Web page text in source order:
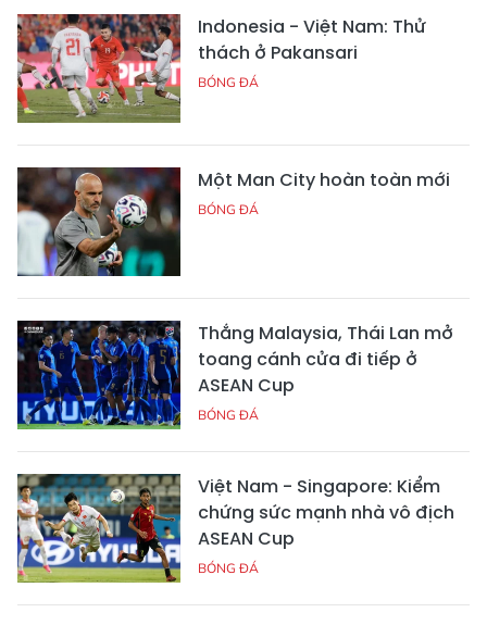
Indonesia - Việt Nam: Thử
thách ở Pakansari
BÓNG ĐÁ
Một Man City hoàn toàn mới
BÓNG ĐÁ
Thắng Malaysia, Thái Lan mở
toang cánh cửa đi tiếp ở
ASEAN Cup
BÓNG ĐÁ
Việt Nam - Singapore: Kiểm
chứng sức mạnh nhà vô địch
ASEAN Cup
BÓNG ĐÁ